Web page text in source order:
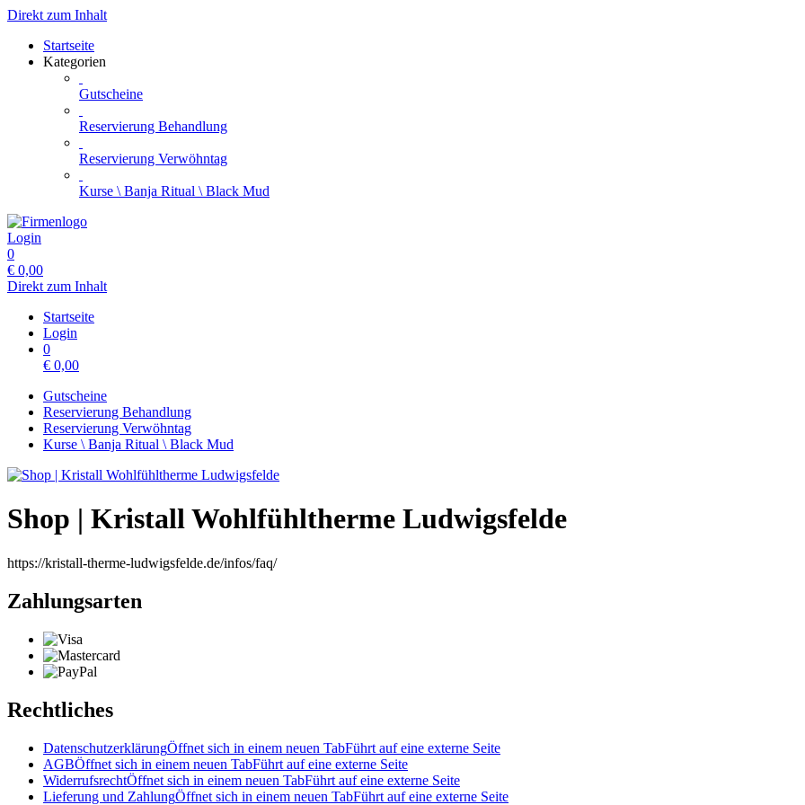
Direkt zum Inhalt
Startseite
Kategorien
Gutscheine
Reservierung Behandlung
Reservierung Verwöhntag
Kurse \ Banja Ritual \ Black Mud
Login
0
€ 0,00
Direkt zum Inhalt
Startseite
Login
0
€ 0,00
Gutscheine
Reservierung Behandlung
Reservierung Verwöhntag
Kurse \ Banja Ritual \ Black Mud
Shop | Kristall Wohlfühltherme Ludwigsfelde
https://kristall-therme-ludwigsfelde.de/infos/faq/
Zahlungsarten
Rechtliches
DatenschutzerklärungÖffnet sich in einem neuen TabFührt auf eine externe Seite
AGBÖffnet sich in einem neuen TabFührt auf eine externe Seite
WiderrufsrechtÖffnet sich in einem neuen TabFührt auf eine externe Seite
Lieferung und ZahlungÖffnet sich in einem neuen TabFührt auf eine externe Seite